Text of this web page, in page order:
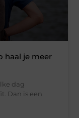
haal je meer
dag
Dan is een